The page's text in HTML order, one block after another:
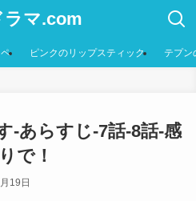
ラマ.com
ピンクのリップスティック テプン
-あらすじ-7話-8話-感
で！
19日